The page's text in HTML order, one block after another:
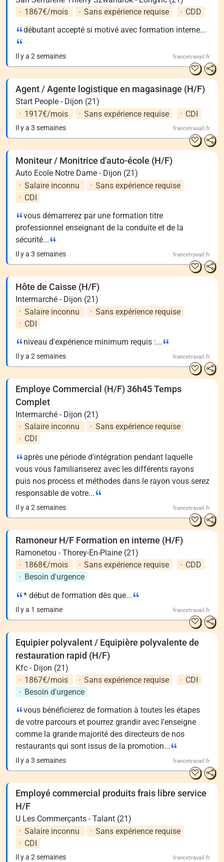
1867€/mois
Sans expérience requise
CDD
débutant accepté si motivé avec formation interne...
Il y a 2 semaines francetravail.fr
Agent / Agente logistique en magasinage (H/F)
Start People - Dijon (21)
1917€/mois
Sans expérience requise CDI
Il y a 3 semaines francetravail.fr
Moniteur / Monitrice d'auto-école (H/F)
Auto Ecole Notre Dame - Dijon (21)
Salaire inconnu
Sans expérience requise
CDI
vous démarrerez par une formation titre
professionnel enseignant de la conduite et de la
sécurité...
Il y a 3 semaines francetravail.fr
Hôte de Caisse (H/F)
Intermarché - Dijon (21)
Salaire inconnu
Sans expérience requise
CDI
niveau d'expérience minimum requis :...
Il y a 2 semaines francetravail.fr
Employe Commercial (H/F) 36h45 Temps
Complet
Intermarché - Dijon (21)
Salaire inconnu
Sans expérience requise
CDI
après une période d'intégration pendant laquelle
vous vous familiariserez avec les différents rayons
puis nos process et méthodes dans le rayon vous serez
responsable de votre...
Il y a 2 semaines francetravail.fr
Ramoneur H/F Formation en interne (H/F)
Ramonetou - Thorey-En-Plaine (21)
1868€/mois
Sans expérience requise
CDD
Besoin d'urgence
* début de formation dès que...
Il y a 1 semaine francetravail.fr
Equipier polyvalent / Equipière polyvalente de
restauration rapid (H/F)
Kfc - Dijon (21)
1867€/mois
Sans expérience requise
CDI
Besoin d'urgence
vous bénéficierez de formation à toutes les étapes
de votre parcours et pourrez grandir avec l'enseigne
comme la grande majorité des directeurs de nos
restaurants qui sont issus de la promotion...
Il y a 3 semaines francetravail.fr
Employé commercial produits frais libre service
H/F
U Les Commerçants - Talant (21)
Salaire inconnu
Sans expérience requise
CDI
Il y a 2 semaines francetravail.fr